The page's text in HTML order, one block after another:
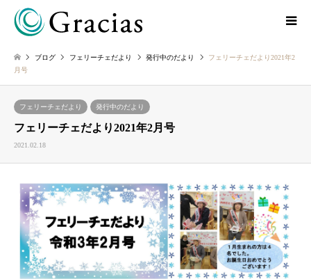
ブログ フェリーチェだより 発行中のだより
フェリーチェだより2021年2
月号
フェリーチェだより 発行中のだより
フェリーチェだより2021年2月号
2021.02.18